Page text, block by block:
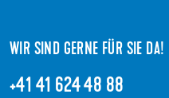
WIR SIND GERNE FÜR SIE DA!
+41 41 624 48 88